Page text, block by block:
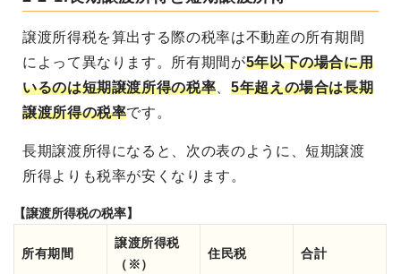
譲渡所得税を算出する際の税率は不動産の所有期間
によって異なります。所有期間が5年以下の場合に用
いるのは短期譲渡所得の税率
5年超えの場合は長期
譲渡所得の税率です。
長期譲渡所得になると、次の表のように、短期譲渡
所得よりも税率が安くなります。
【譲渡所得税の税率】
所有期間
譲渡所得税
（※）
住民税 合計